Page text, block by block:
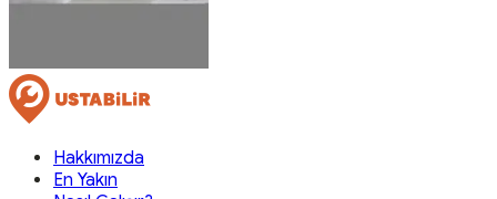
Hakkımızda
En Yakın